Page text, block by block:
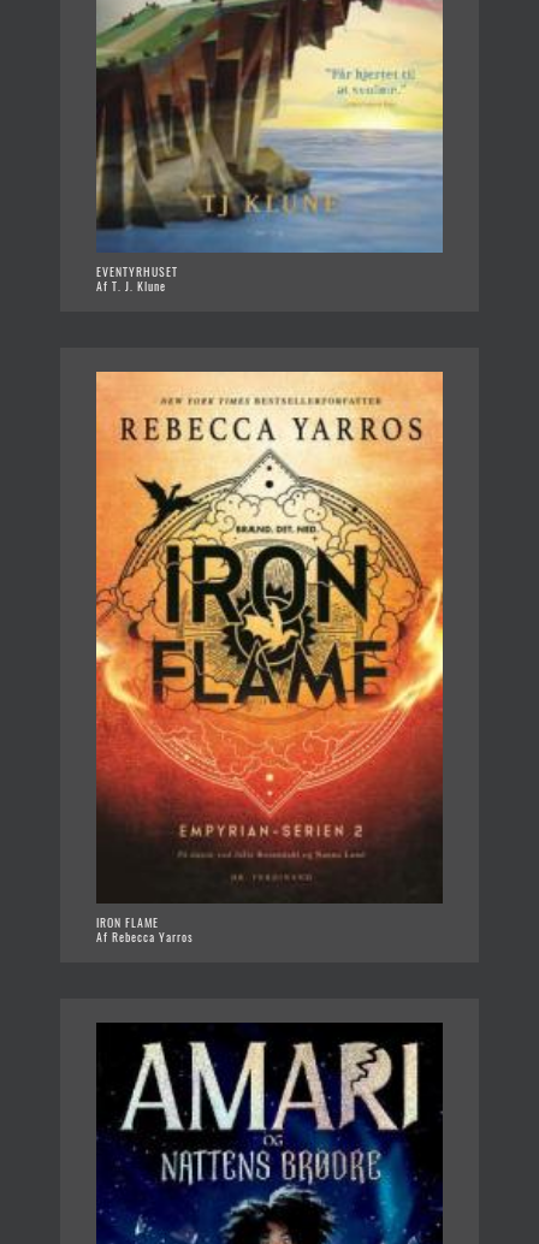
EVENTYRHUSET
Af T. J. Klune
IRON FLAME
Af Rebecca Yarros